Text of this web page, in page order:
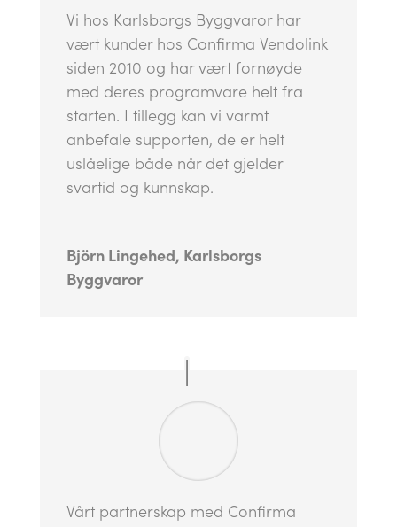
Vi hos Karlsborgs Byggvaror har
vært kunder hos Confirma Vendolink
siden 2010 og har vært fornøyde
med deres programvare helt fra
starten. I tillegg kan vi varmt
anbefale supporten, de er helt
uslåelige både når det gjelder
svartid og kunnskap.
Björn Lingehed, Karlsborgs
Byggvaror
Vårt partnerskap med Confirma